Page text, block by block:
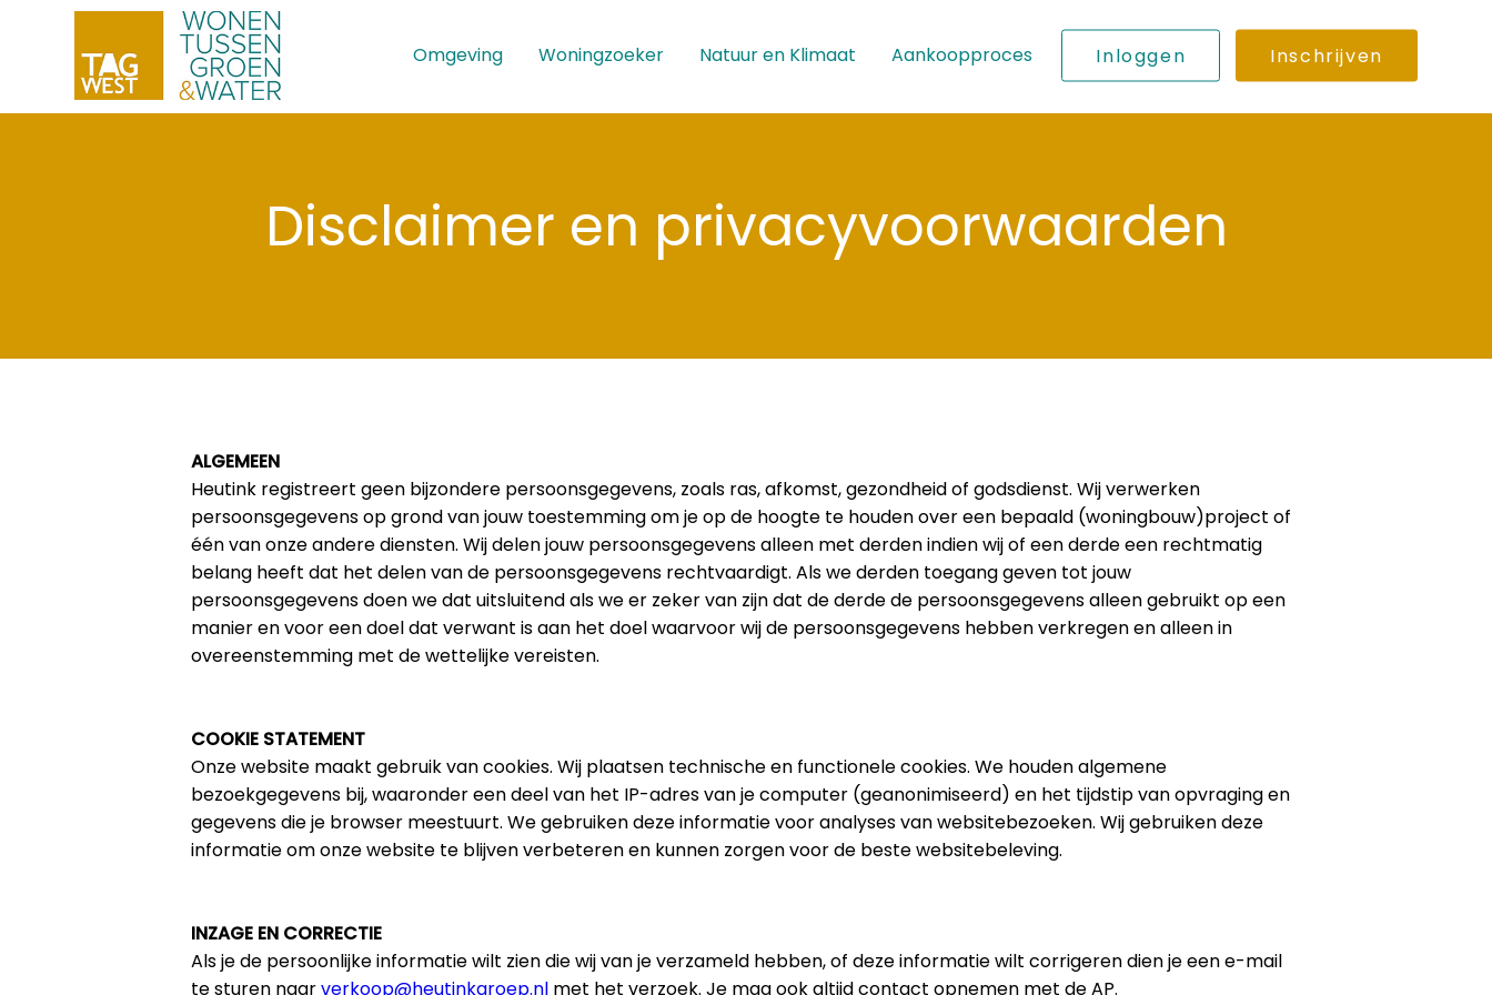
Inloggen Inschrijven
Omgeving Woningzoeker Natuur en Klimaat Aankoopproces
Disclaimer en privacyvoorwaarden
ALGEMEEN
Heutink registreert geen bijzondere persoonsgegevens, zoals ras, afkomst, gezondheid of godsdienst. Wij verwerken
persoonsgegevens op grond van jouw toestemming om je op de hoogte te houden over een bepaald (woningbouw)project of
één van onze andere diensten. Wij delen jouw persoonsgegevens alleen met derden indien wij of een derde een rechtmatig
belang heeft dat het delen van de persoonsgegevens rechtvaardigt. Als we derden toegang geven tot jouw
persoonsgegevens doen we dat uitsluitend als we er zeker van zijn dat de derde de persoonsgegevens alleen gebruikt op een
manier en voor een doel dat verwant is aan het doel waarvoor wij de persoonsgegevens hebben verkregen en alleen in
overeenstemming met de wettelijke vereisten.
COOKIE STATEMENT
Onze website maakt gebruik van cookies. Wij plaatsen technische en functionele cookies. We houden algemene
bezoekgegevens bij, waaronder een deel van het IP-adres van je computer (geanonimiseerd) en het tijdstip van opvraging en
gegevens die je browser meestuurt. We gebruiken deze informatie voor analyses van websitebezoeken. Wij gebruiken deze
informatie om onze website te blijven verbeteren en kunnen zorgen voor de beste websitebeleving.
INZAGE EN CORRECTIE
Als je de persoonlijke informatie wilt zien die wij van je verzameld hebben, of deze informatie wilt corrigeren dien je een e-mail
te sturen naarverkoop@heutinkgroep.nl met het verzoek. Je mag ook altijd contact opnemen met de AP.